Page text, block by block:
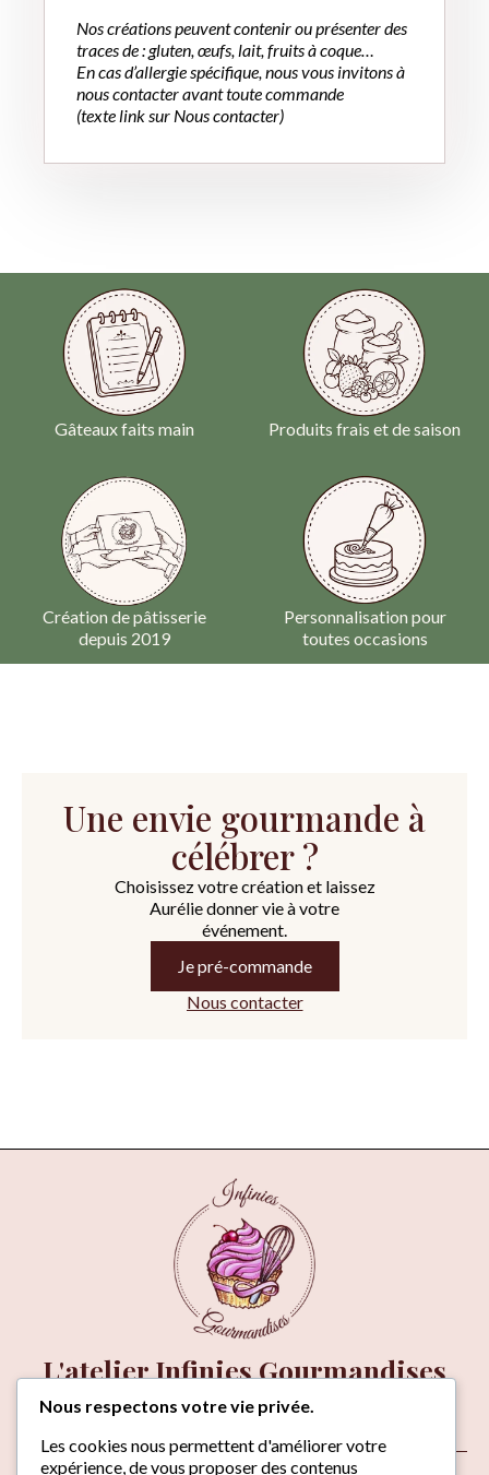
Nos créations peuvent contenir ou présenter des
traces de : gluten, œufs, lait, fruits à coque…
En cas d’allergie spécifique, nous vous invitons à
nous contacter avant toute commande
(texte link sur Nous contacter)
Gâteaux faits main Produits frais et de saison
Création de pâtisserie
depuis 2019
Personnalisation pour
toutes occasions
Une envie gourmande à
célébrer ?
Choisissez votre création et laissez
Aurélie donner vie à votre
événement.
Je pré-commande
Nous contacter
L'atelier Infinies Gourmandises
21 rue Lieutenant Joseph Aschier,
06270 VILLENEUVE-LOUBET
Venir à l'atelier
Nous respectons votre vie privée.
Les cookies nous permettent d'améliorer votre
expérience, de vous proposer des contenus